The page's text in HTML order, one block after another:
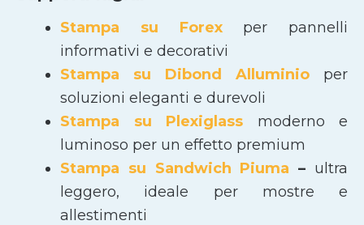
Stampa su Forexper pannelli
informativi e decorativi
Stampa su Dibond Alluminio per
soluzioni eleganti e durevoli
Stampa su Plexiglass moderno e
luminoso per un effetto premium
Stampa su Sandwich Piuma – ultra
leggero, ideale per mostre e
allestimenti